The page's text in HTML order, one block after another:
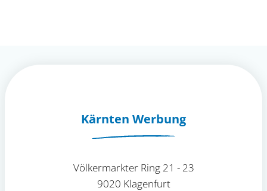
Kärnten Werbung
Völkermarkter Ring 21 - 23
9020 Klagenfurt